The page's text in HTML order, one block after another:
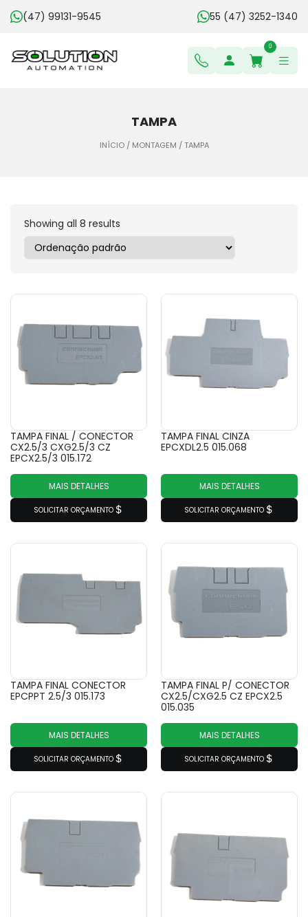
(47) 99131-9545 55 (47) 3252-1340
0
TAMPA
INÍCIO/ MONTAGEM / TAMPA
Showing all 8 results
TAMPA FINAL / CONECTOR
CX2.5/3 CXG2.5/3 CZ
EPCX2.5/3 015.172
MAIS DETALHES
SOLICITAR ORÇAMENTO
TAMPA FINAL CINZA
EPCXDL2.5 015.068
MAIS DETALHES
SOLICITAR ORÇAMENTO
TAMPA FINAL CONECTOR
EPCPPT 2.5/3 015.173
MAIS DETALHES
SOLICITAR ORÇAMENTO
TAMPA FINAL P/ CONECTOR
CX2.5/CXG2.5 CZ EPCX2.5
015.035
MAIS DETALHES
SOLICITAR ORÇAMENTO